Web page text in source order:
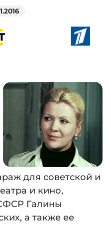
для советской и
и кино,
Галины
а также ее